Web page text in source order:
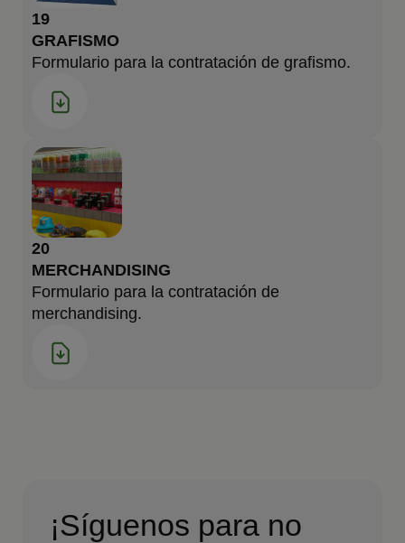
19
GRAFISMO
Formulario para la contratación de grafismo.
20
MERCHANDISING
Formulario para la contratación de
merchandising.
¡Síguenos para no